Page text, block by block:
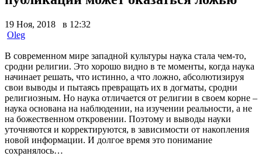
19 Ноя, 2018 в 12:32
Oleg
В современном мире западной культуры наука стала чем-то,
сродни религии. Это хорошо видно в те моменты, когда наука
начинает решать, что истинно, а что ложно, абсолютизируя
свои выводы и пытаясь превращать их в догматы, сродни
религиозным. Но наука отличается от религии в своем корне –
наука основана на наблюдении, на изучении реальности, а не
на божественном откровении. Поэтому и выводы науки
уточняются и корректируются, в зависимости от накопления
новой информации. И долгое время это понимание
сохранялось…